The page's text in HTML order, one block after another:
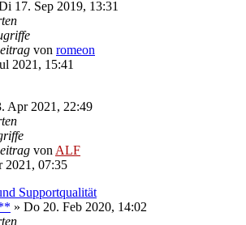
17. Sep 2019, 13:31
von romeon
2021, 15:41
Apr 2021, 22:49
von ALF
2021, 07:35
Supportqualität
» Do 20. Feb 2020, 14:02